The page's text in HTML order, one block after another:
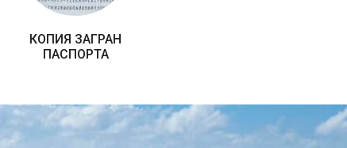
КОПИЯ ЗАГРАН
ПАСПОРТА